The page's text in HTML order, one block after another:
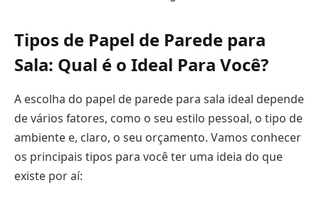
Tipos de Papel de Parede para
Sala: Qual é o Ideal Para Você?
A escolha do papel de parede para sala ideal depende
de vários fatores, como o seu estilo pessoal, o tipo de
ambiente e, claro, o seu orçamento. Vamos conhecer
os principais tipos para você ter uma ideia do que
existe por aí: